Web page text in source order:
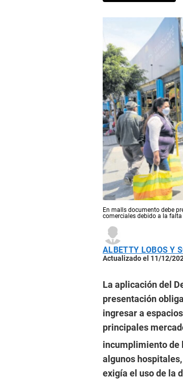
En malls documento debe
comerciales debido a la
ALBETTY LOBOS Y
Actualizado el 11/12/
La aplicación del
presentación
ingresar a
principales
incumplimiento de
algunos
exigía el uso de la